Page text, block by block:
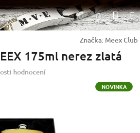
HledatPřihlášení
Značka: Meex Club
175ml nerez zlatá
hodnocení
NOVINKA